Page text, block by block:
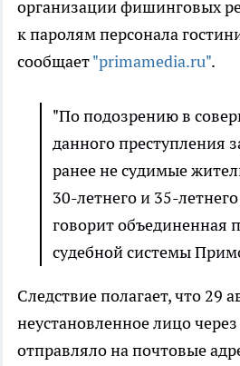
организации фишинговых
к паролям персонала
сообщает"primamedia.ru".
"По подозрению в
данного преступления
ранее не судимые
30-летнего и 35-
говорит объединенная
судебной системы
Следствие полагает, что 29
неустановленное лицо
отправляло на почтовые